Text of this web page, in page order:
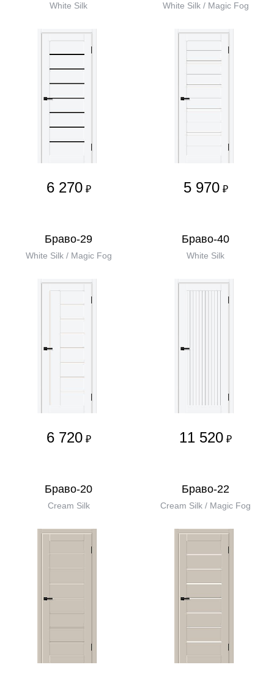
White Silk
6 270 ₽
White Silk / Magic Fog
5 970 ₽
Браво-29
White Silk / Magic Fog
6 720 ₽
Браво-40
White Silk
11 520 ₽
Браво-20
Cream Silk
Браво-22
Cream Silk / Magic Fog